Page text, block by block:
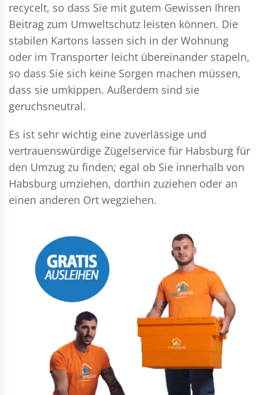
recycelt, so dass Sie mit gutem Gewissen Ihren
Beitrag zum Umweltschutz leisten können. Die
stabilen Kartons lassen sich in der Wohnung
oder im Transporter leicht übereinander stapeln,
so dass Sie sich keine Sorgen machen müssen,
dass sie umkippen. Außerdem sind sie
geruchsneutral.
Es ist sehr wichtig eine zuverlässige und
vertrauenswürdige Zügelservice für Habsburg für
den Umzug zu finden; egal ob Sie innerhalb von
Habsburg umziehen, dorthin zuziehen oder an
einen anderen Ort wegziehen.